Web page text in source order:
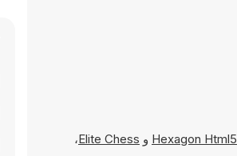
Hexagon Html5 و Elite Chess،